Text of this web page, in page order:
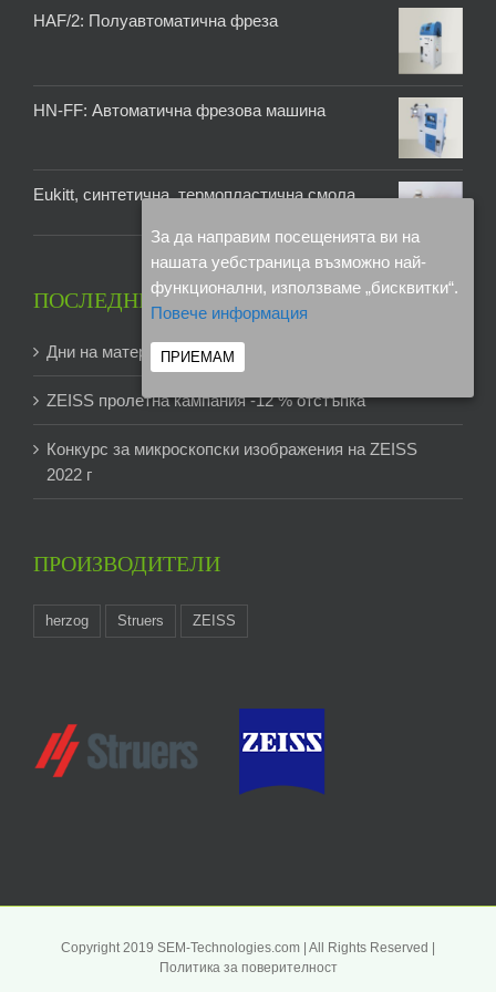
HAF/2: Полуавтоматична фреза
HN-FF: Автоматична фрезова машина
Eukitt, синтетична, термопластична смола
ПОСЛЕДНИ ПУБЛИКАЦИИ
Дни на материалографията 2024
ZEISS пролетна кампания -12 % отстъпка
Конкурс за микроскопски изображения на ZEISS
2022 г
ПРОИЗВОДИТЕЛИ
herzog Struers ZEISS
Copyright 2019 SEM-Technologies.com | All Rights Reserved |
Политика за поверителност
За да направим посещенията ви на
нашата уебстраница възможно най-
функционални, използваме „бисквитки“.
Повече информация
ПРИЕМАМ